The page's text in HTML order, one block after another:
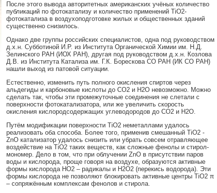
После этого вывода авторитетных американских учёных количество
публикаций по фотокатализу и количество применений TiO2-
фотокатализа в воздухоподготовке жилых и общественных зданий
существенно снизилось.
Однако две группы российских специалистов, одна под руководством
д.х.н. Субботиной И.Р. из Института Органической Химии им. Н.Д.
Зелинского РАН (ИОХ РАН), другая под руководством д.х.н. Козлова
Д.В. из Института Катализа им. Г.К. Борескова СО РАН (ИК СО РАН)
нашли выход из патовой ситуации.
Естественно, изменить путь полного окисления спиртов через
альдегиды и карбоновые кислоты до CO2 и Н2О невозможно. Можно
сделать так, чтобы эти промежуточные соединения не слетали с
поверхности фотокатализатора, или же увеличить скорость
окисления кислородсодержащих углеводородов до CO2 и H2O.
Путём модификации поверхности TiO2 неметаллами удалось
реализовать оба способа. Более того, применив смешанный TiO2 -
ZnO катализатор удалось снизить или убрать совсем отравляющее
воздействие на TiO2 таких веществ, как сложные фенолы и стирол-
мономер. Дело в том, что при облучении ZnO в присутствии паров
воды и кислорода, проще говоря на воздухе, образуются активные
формы кислорода НО2 – радикалы и Н2О2 (перекись водорода). Эти
формы кислорода не позволяют блокировать активные центры TiO2 π
– сопряжённым комплексам фенолов и стирола.